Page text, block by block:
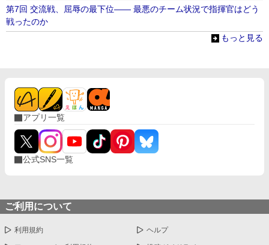
第7回 交流戦、屈辱の最下位―― 最悪のチーム状況で指揮官はどう
戦ったのか
もっと見る
アプリ一覧
公式SNS一覧
ご利用について
利用規約 ヘルプ